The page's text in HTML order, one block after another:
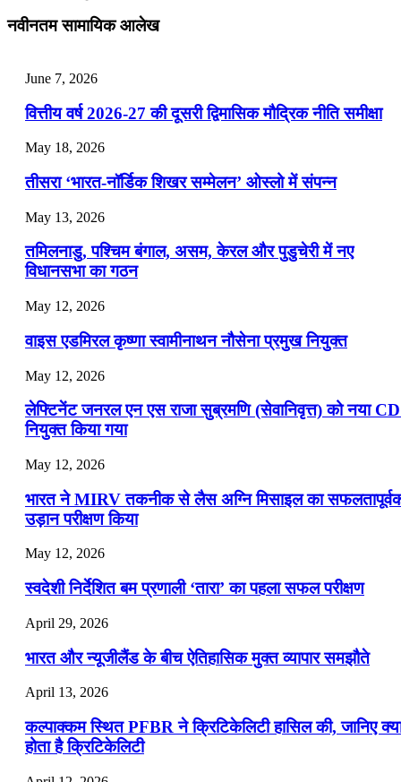
July 22, 2026
📝 डेली करेंट अफेयर्स: 19-21 जुलाई 2026
July 19, 2026
📝 डेली करेंट अफेयर्स: 16-18 जुलाई 2026
July 16, 2026
📝 डेली करेंट अफेयर्स: 13-15 जुलाई 2026
नवीनतम सामायिक आलेख
June 7, 2026
वित्तीय वर्ष 2026-27 की दूसरी द्विमासिक मौद्रिक नीति समीक्षा
May 18, 2026
तीसरा ‘भारत-नॉर्डिक शिखर सम्मेलन’ ओस्लो में संपन्न
May 13, 2026
तमिलनाडु, पश्चिम बंगाल, असम, केरल और पुडुचेरी में नए
विधानसभा का गठन
May 12, 2026
वाइस एडमिरल कृष्णा स्वामीनाथन नौसेना प्रमुख नियुक्त
May 12, 2026
लेफ्टिनेंट जनरल एन एस राजा सुब्रमणि (सेवानिवृत्त) को नया
नियुक्त किया गया
May 12, 2026
भारत ने MIRV तकनीक से लैस अग्नि मिसाइल का
उड़ान परीक्षण किया
May 12, 2026
स्वदेशी निर्देशित बम प्रणाली ‘तारा’ का पहला सफल परीक्षण
April 29, 2026
भारत और न्यूजीलैंड के बीच ऐतिहासिक मुक्त व्यापार समझौते
April 13, 2026
कल्पाक्कम स्थित PFBR ने क्रिटिकेलिटी हासिल की, जानिए
होता है क्रिटिकेलिटी